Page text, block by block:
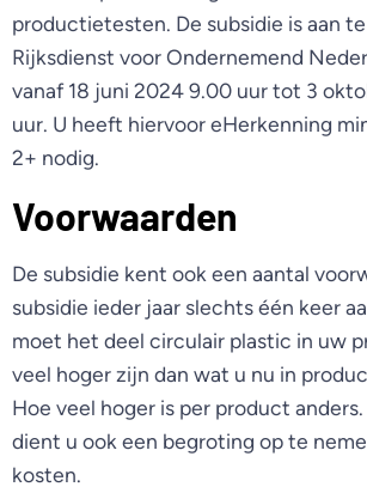
productietesten. De subsidie is aan
Rijksdienst voor Ondernemend
vanaf 18 juni 2024 9.00 uur tot 3
uur. U heeft hiervoor eHerkenning
2+ nodig.
Voorwaarden
De subsidie kent ook een aantal
subsidie ieder jaar slechts één keer
moet het deel circulair plastic in uw
veel hoger zijn dan wat u nu in
Hoe veel hoger is per product
dient u ook een begroting op te
kosten.